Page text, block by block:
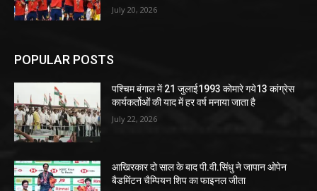
July 20, 2026
POPULAR POSTS
पश्चिम बंगाल में 21 जुलाई1993 कोमारे गये13 कांग्रेस
कार्यकर्तोओं की याद में हर वर्ष मनाया जाता है
July 22, 2026
आखिरकार दो साल के बाद पी.वी.सिंधु ने जापान ओपेन
बैडमिंटन चैम्पियन शिप का फाइनल जीता